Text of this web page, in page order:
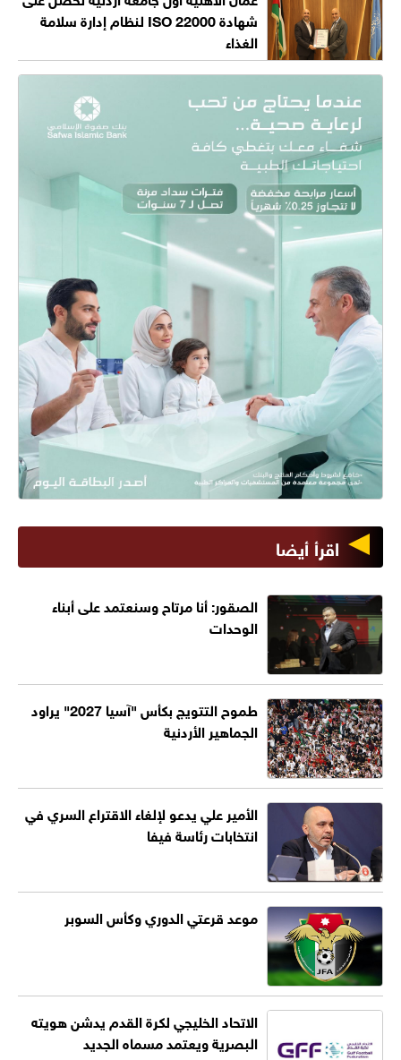
شهادة ISO 22000 لنظام إدارة سلامة
الغذاء
اقرأ أيضا
الصقور: أنا مرتاح وسنعتمد على أبناء
الوحدات
طموح التتويج بكأس "آسيا 2027" يراود
الجماهير الأردنية
الأمير علي يدعو لإلغاء الاقتراع السري في
انتخابات رئاسة فيفا
موعد قرعتي الدوري وكأس السوبر
الاتحاد الخليجي لكرة القدم يدشن هويته
البصرية ويعتمد مسماه الجديد